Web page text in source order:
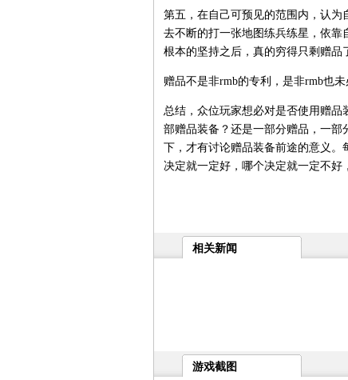
第五，在自己可预见的范围内，认为
去不断的打一张地图练兵练星，依
根本的坚持之后，真的穷得只剩赠品
赠品不是非rmb的专利，是非rmb也未
总结，众位玩家想必对是否使用赠
部赠品装备？还是一部分赠品，一
下，才有讨论赠品装备前途的意义
决定就一定好，哪个决定就一定不好
相关新闻
游戏截图